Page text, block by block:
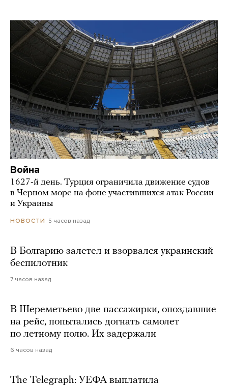
Война
1627-й день. Турция ограничила движение судов
в Черном море на фоне участившихся атак России
и Украины
НОВОСТИ 5 часов назад
В Болгарию залетел и взорвался украинский
беспилотник
7 часов назад
В Шереметьево две пассажирки, опоздавшие
на рейс, попытались догнать самолет
по летному полю. Их задержали
6 часов назад
The Telegraph: УЕФА выплатила